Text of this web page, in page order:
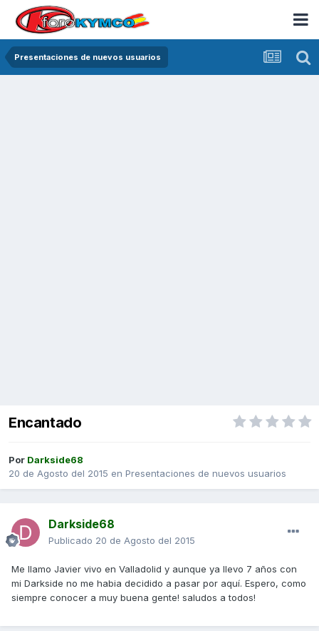
Presentaciones de nuevos usuarios
Encantado
Por Darkside68
20 de Agosto del 2015 en Presentaciones de nuevos usuarios
Darkside68
Publicado 20 de Agosto del 2015
Me llamo Javier vivo en Valladolid y aunque ya llevo 7 años con
mi Darkside no me habia decidido a pasar por aquí. Espero, como
siempre conocer a muy buena gente! saludos a todos!